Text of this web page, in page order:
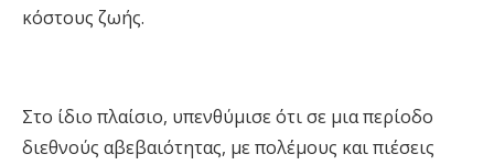
κόστους ζωής.
Στο ίδιο πλαίσιο, υπενθύμισε ότι σε μια περίοδο
διεθνούς αβεβαιότητας, με πολέμους και πιέσεις